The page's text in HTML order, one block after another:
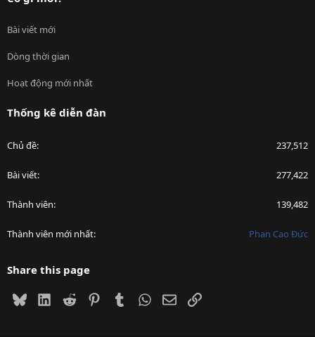
Bài viết mới
Dòng thời gian
Hoạt động mới nhất
Thống kê diễn đàn
Chủ đề 237,512
Bài viết 277,422
Thành viên 139,482
Thành viên mới nhất Phan Cao Đức
Share this page
BlueskyLinkedIn
Reddit PinterestTumblrWhatsApp
EmailLink